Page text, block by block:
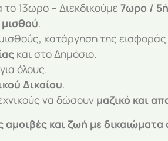
13ωρο – Διεκδικούμε 7ωρο /
μισθού.
κατάργηση της
και στο Δημόσιο.
για όλους.
Δικαίου.
να δώσουν μαζικό και
και ζωή με δικαιώματα